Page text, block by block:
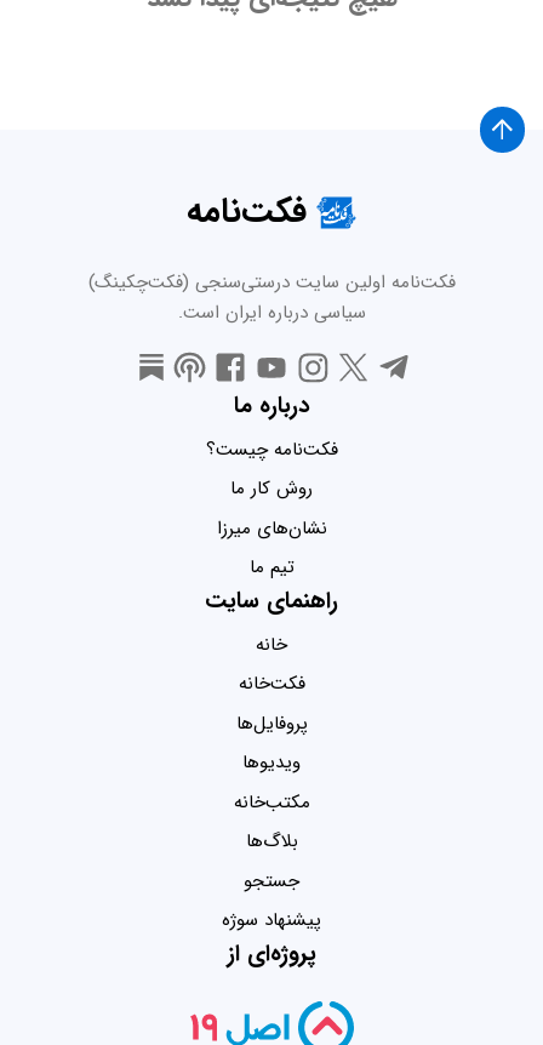
فکت‌نامه
فکت‌نامه اولین سایت درستی‌سنجی (فکت‌چکینگ)
سیاسی درباره ایران است.
درباره ما
فکت‌نامه چیست؟
روش کار ما
نشان‌های میرزا
تیم ما
راهنمای سایت
خانه
فکت‌خانه
پروفایل‌ها
ویدیو‌ها
مکتب‌خانه
بلاگ‌ها
جستجو
پیشنهاد سوژه
پروژه‌ای از